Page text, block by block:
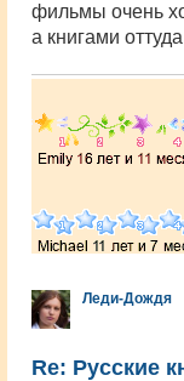
и
е
фильмы очень
а книгами
Леди-Дождя
Re: Русские